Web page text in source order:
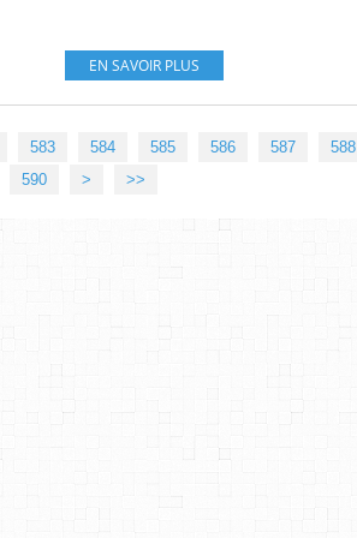
EN SAVOIR PLUS
583 584 585 586 587
588
590 600
700
800
900
> >>